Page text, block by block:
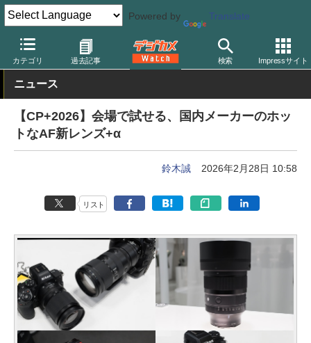
Powered by Translate
カテゴリ 過去記事 検索 Impressサイト
デジカメ Watch レンズ 交換レンズ ニコン
ニュース
【CP+2026】会場で試せる、国内メーカーのホッ
トなAF新レンズ+α
鈴木誠 2026年2月28日 10:58
リスト